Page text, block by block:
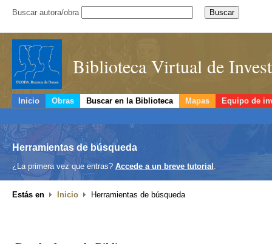
Buscar autora/obra
Biblioteca Virtual de
Inicio Obras Buscar en la Biblioteca Mapas Equipo de
Herramientas de búsqueda
¿La primera vez que entras? Accede a un breve tutorial .
Estás en Inicio Herramientas de búsqueda